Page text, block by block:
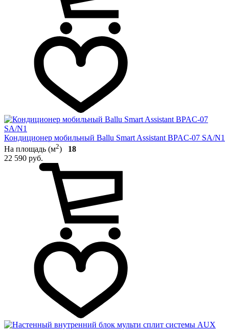
Кондиционер мобильный Ballu Smart Assistant BPAC-07 SA/N1
На площадь (м2) 18
22 590 руб.